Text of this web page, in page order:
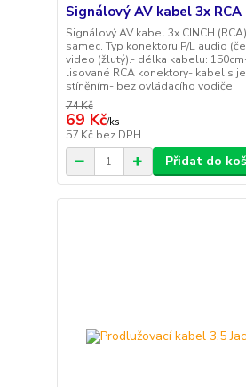
Signálový AV kabel 3x
Signálový AV kabel 3x CINCH
samec. Typ konektoru P/L audio
video (žlutý).- délka kabelu:
lisované RCA konektory- kabel s
stíněním- bez ovládacího vodiče
74 Kč
69 Kč/ks
57 Kč bez DPH
Přidat do